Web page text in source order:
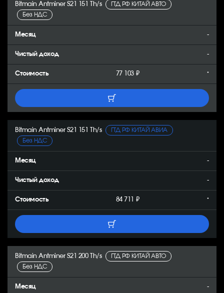
Bitmain Antminer S21 151 Th/s
ГТД РФ КИТАЙ АВТО
Без НДС
-
-
77 103 ₽ *
Bitmain Antminer S21 151 Th/s
ГТД РФ КИТАЙ АВИА
Без НДС
-
-
84 711 ₽ *
Bitmain Antminer S21 200 Th/s
ГТД РФ КИТАЙ АВТО
Без НДС
-